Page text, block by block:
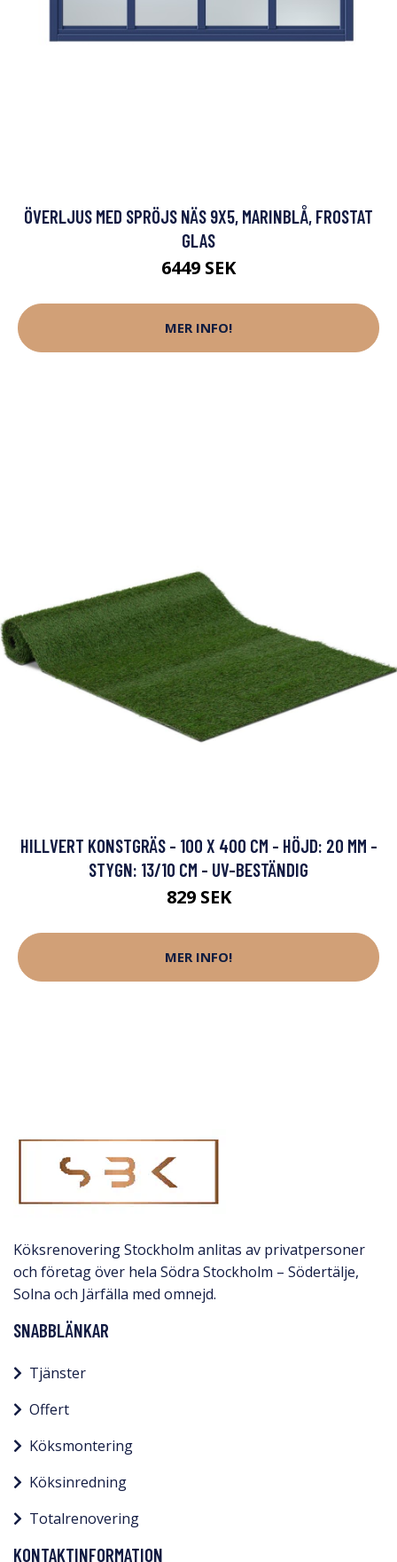
ÖVERLJUS MED SPRÖJS NÄS 9X5, MARINBLÅ, FROSTAT
GLAS
6449 SEK
MER INFO!
HILLVERT KONSTGRÄS - 100 X 400 CM - HÖJD: 20 MM -
STYGN: 13/10 CM - UV-BESTÄNDIG
829 SEK
MER INFO!
Köksrenovering Stockholm anlitas av privatpersoner
och företag över hela Södra Stockholm – Södertälje,
Solna och Järfälla med omnejd.​
SNABBLÄNKAR
Tjänster
Offert
Köksmontering
Köksinredning
Totalrenovering
KONTAKTINFORMATION